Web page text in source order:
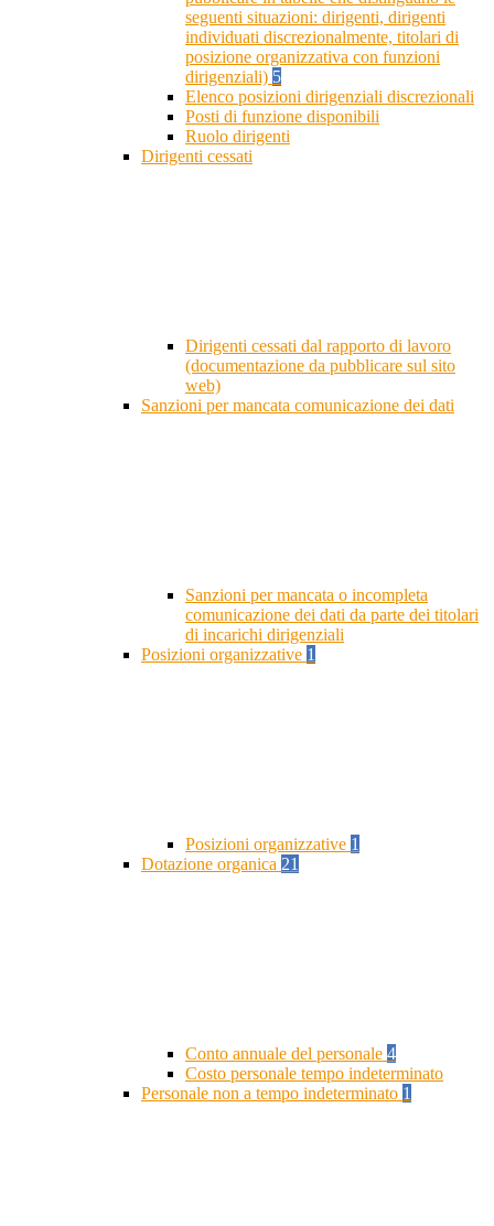
seguenti situazioni: dirigenti, dirigenti
individuati discrezionalmente, titolari di
posizione organizzativa con funzioni
dirigenziali) 5
Elenco posizioni dirigenziali discrezionali
Posti di funzione disponibili
Ruolo dirigenti
Dirigenti cessati
Dirigenti cessati dal rapporto di lavoro
(documentazione da pubblicare sul sito
web)
Sanzioni per mancata comunicazione dei dati
Sanzioni per mancata o incompleta
comunicazione dei dati da parte dei titolari
di incarichi dirigenziali
Posizioni organizzative 1
Posizioni organizzative 1
Dotazione organica 21
Conto annuale del personale 4
Costo personale tempo indeterminato
Personale non a tempo indeterminato 1